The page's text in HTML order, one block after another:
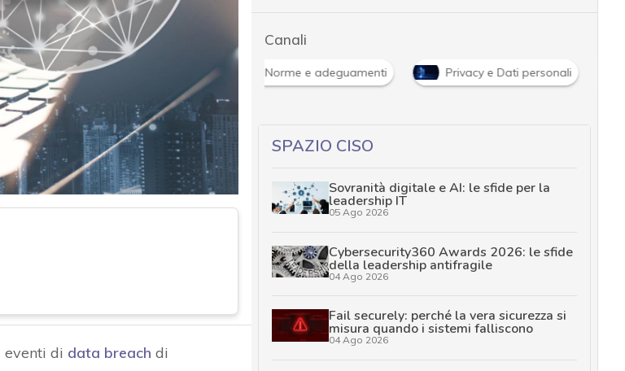
di data breach di
Canali
Norme e adeguamenti Privacy e Dati personali
SPAZIO CISO
Sovranità digitale e AI: le sfide per la
leadership IT
05 Ago 2026
Cybersecurity360 Awards 2026: le sfide
della leadership antifragile
04 Ago 2026
Fail securely: perché la vera sicurezza si
misura quando i sistemi falliscono
04 Ago 2026